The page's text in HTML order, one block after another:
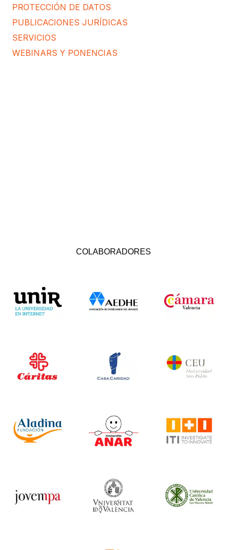
PROTECCIÓN DE DATOS
PUBLICACIONES JURÍDICAS
SERVICIOS
WEBINARS Y PONENCIAS
COLABORADORES